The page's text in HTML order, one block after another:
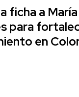
ficha a
para
en